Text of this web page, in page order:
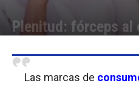
Plenitud: fórceps al
Las marcas de